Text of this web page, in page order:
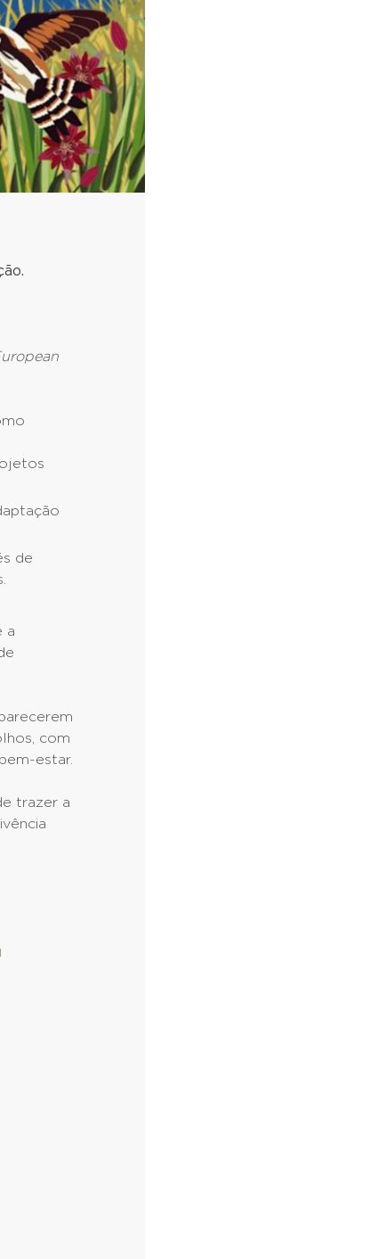
de
a
com
estar.
trazer a